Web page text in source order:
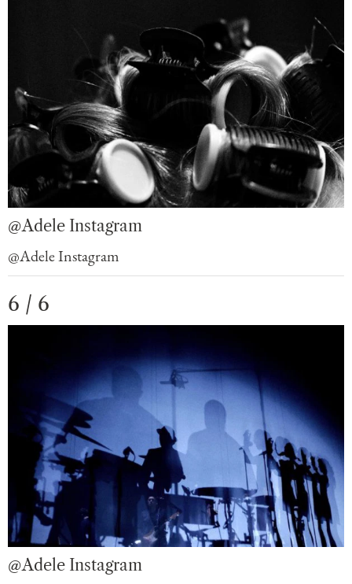
@Adele Instagram
@Adele Instagram
6 / 6
@Adele Instagram